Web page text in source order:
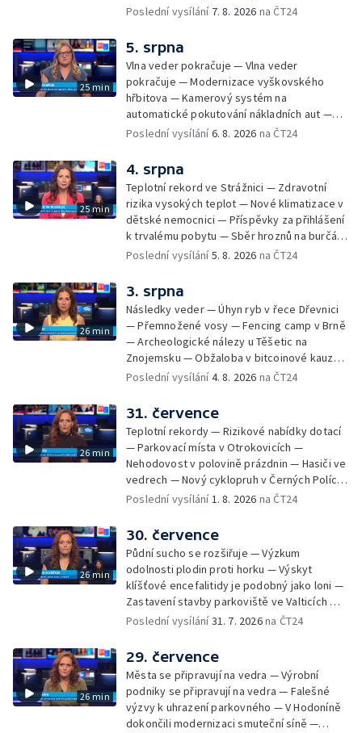
žhářem zlínského baru — Odložení bourání
Czech Rally Zlín — Začal 7. ročník festivalu
Pop Messe — Přestavba mostu v Hodoníně
— Fenomén památníčků
Poslední vysílání 7. 8. 2026 na ČT24
25 min
5. srpna
Vlna veder pokračuje — Vlna veder
pokračuje — Modernizace vyškovského
hřbitova — Kamerový systém na
automatické pokutování nákladních aut —
Demolice vyhořelé budovy ve Zlíně — Případ
stadionu na Vyškovsku — Výstraha před
bouřkami — Brno hostí Mezinárodní kytarový
festival — Očkování po kousnutí netopýrem
Poslední vysílání6. 8. 2026 na ČT24
25 min
4. srpna
Teplotní rekord ve Strážnici — Zdravotní
rizika vysokých teplot — Nové klimatizace v
dětské nemocnici — Příspěvky za přihlášení
k trvalému pobytu — Sběr hroznů na burčák
— Dokončení oprav vedení — Skončil termín
vody v obcích — Vyschlá koryta potoků —
Sdílení strážníků na Brněnsku
Poslední vysílání5. 8. 2026 na ČT24
26 min
3. srpna
Následky veder — Úhyn ryb v řece Dřevnici
— Přemnožené vosy — Fencing camp v Brně
— Archeologické nálezy u Těšetic na
Znojemsku — Obžaloba v bitcoinové kauze
— Přestavba silnice přes Bzenec na
Zašové — Letní opravy divadel — Český hlas
ve vesmíru
Poslední vysílání4. 8. 2026 na ČT24
26 min
31. července
Teplotní rekordy — Rizikové nabídky dotací
— Parkovací místa v Otrokovicích —
Nehodovost v polovině prázdnin — Hasiči ve
vedrech — Nový cyklopruh v Černých Polích
— Květinová výstava ve Věžkách
Poslední vysílání1. 8. 2026 na ČT24
26 min
30. července
Půdní sucho se rozšiřuje — Výzkum
odolnosti plodin proti horku — Výskyt
klíšťové encefalitidy je podobný jako loni —
Zastavení stavby parkoviště ve Valticích —
Spor o lokalitu lesa v Rožnově pod
organismus — Kybernetický incident na
Masarykově univerzitě — Slavnostní
vyřazení absolventů Univerzity obran —
Letní kurzy umění pro mladé — Mobilní
kurníky pomáhají na poli
Poslední vysílání31. 7. 2026na ČT24
26 min
29. července
Města se připravují na vedra — Výrobní
podniky se připravují na vedra — Falešné
výzvy k uhrazení parkovného — V Hodoníně
dokončili modernizaci smuteční síně —